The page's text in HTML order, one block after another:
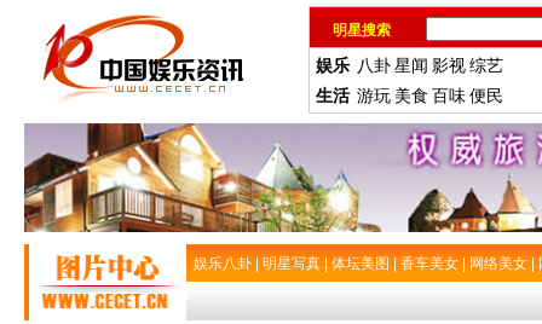
明星搜索
娱乐 八卦星闻 影视综艺
生活 游玩 美食 百味便民
娱乐八卦 明星写真 体坛美图 香车美女 网络美女